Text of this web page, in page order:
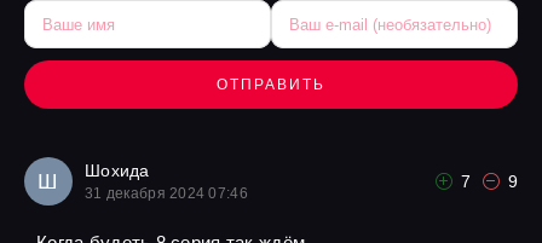
ОТПРАВИТЬ
Ш Шохида
31 декабря 2024 07:46
7 9